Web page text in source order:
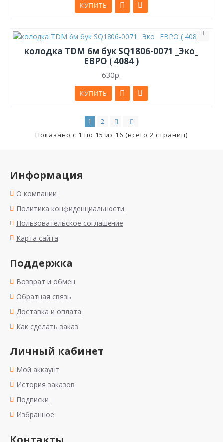
КУПИТЬ
колодка TDM 6м бук SQ1806-0071 _Эко_
ЕВРО ( 4084 )
630р.
КУПИТЬ
1
2
Показано с 1 по 15 из 16 (всего 2 страниц)
Информация
О компании
Политика конфиденциальности
Пользовательское соглашение
Карта сайта
Поддержка
Возврат и обмен
Обратная связь
Доставка и оплата
Как сделать заказ
Личный кабинет
Мой аккаунт
История заказов
Подписки
Избранное
Контакты